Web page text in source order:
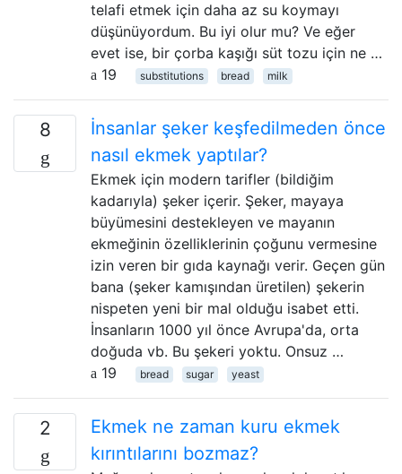
telafi etmek için daha az su koymayı
düşünüyordum. Bu iyi olur mu? Ve eğer
evet ise, bir çorba kaşığı süt tozu için ne …
19
substitutions bread milk
8
İnsanlar şeker keşfedilmeden önce
nasıl ekmek yaptılar?
Ekmek için modern tarifler (bildiğim
kadarıyla) şeker içerir. Şeker, mayaya
büyümesini destekleyen ve mayanın
ekmeğinin özelliklerinin çoğunu vermesine
izin veren bir gıda kaynağı verir. Geçen gün
bana (şeker kamışından üretilen) şekerin
nispeten yeni bir mal olduğu isabet etti.
İnsanların 1000 yıl önce Avrupa'da, orta
doğuda vb. Bu şekeri yoktu. Onsuz …
19
bread sugar yeast
2
Ekmek ne zaman kuru ekmek
kırıntılarını bozmaz?